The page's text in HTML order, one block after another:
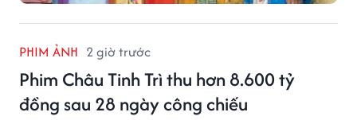
PHIM ẢNH 2 giờ trước
Phim Châu Tinh Trì thu hơn 8.600 tỷ
đồng sau 28 ngày công chiếu